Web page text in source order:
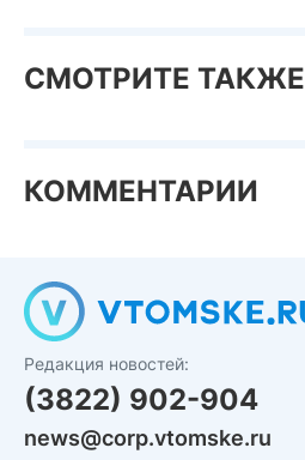
СМОТРИТЕ ТАКЖЕ
КОММЕНТАРИИ
Редакция новостей:
(3822) 902-904
news@corp.vtomske.ru